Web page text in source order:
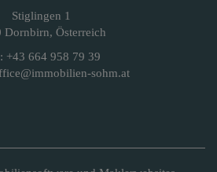
Stiglingen 1
Dornbirn, Österreich
+43 664 958 79 39
sohm.at